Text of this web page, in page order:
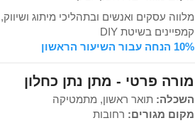
מלווה עסקים ואנשים ובתהליכי מיתוג
קמפיינים בשיטת DIY
10% הנחה עבור השיעור הראשון
מורה פרטי - מתן נתן כחלון
השכלה: תואר ראשון, מתמטיקה
מקום מגורים: רחובות